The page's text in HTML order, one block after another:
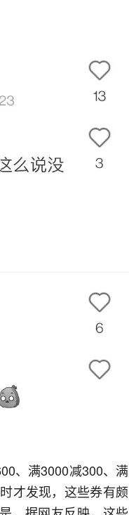
、满3000减300、满
才发现，这些券有颇